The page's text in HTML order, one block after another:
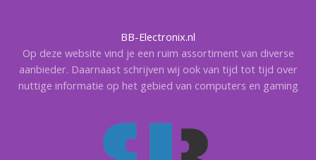
BB-Electronix.nl
Op deze website vind je een ruim assortiment van diverse
aanbieder. Daarnaast schrijven wij ook van tijd tot tijd over
nuttige informatie op het gebied van computers en gaming